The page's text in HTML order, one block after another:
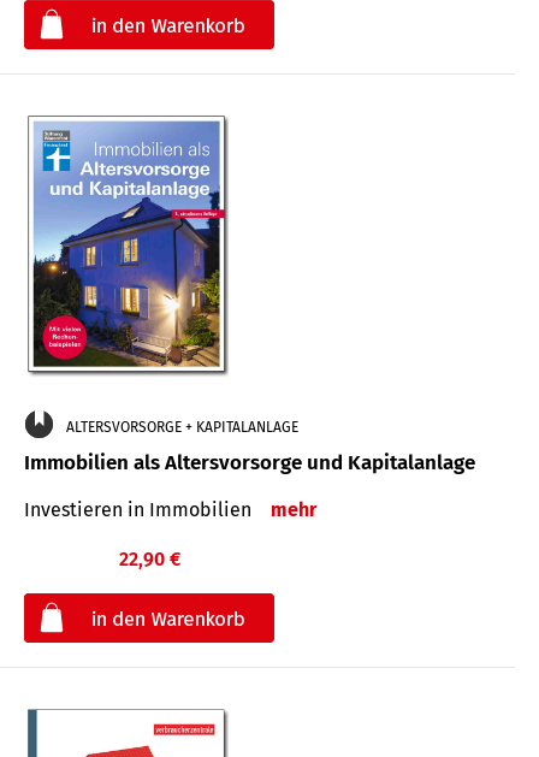
ALTERSVORSORGE + KAPITALANLAGE
Immobilien als Altersvorsorge und Kapitalanlage
Investieren in Immobilien mehr
22,90 €